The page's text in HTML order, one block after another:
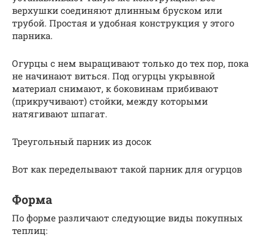
верхушки соединяют длинным бруском или
трубой. Простая и удобная конструкция у этого
парника.
Огурцы с нем выращивают только до тех пор, пока
не начинают виться. Под огурцы укрывной
материал снимают, к боковинам прибивают
(прикручивают) стойки, между которыми
натягивают шпагат.
Треугольный парник из досок
Вот как переделывают такой парник для огурцов
Форма
По форме различают следующие виды покупных
теплиц: